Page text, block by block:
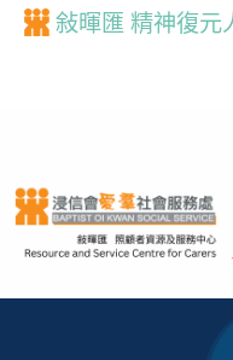
敍暉匯 精神復元